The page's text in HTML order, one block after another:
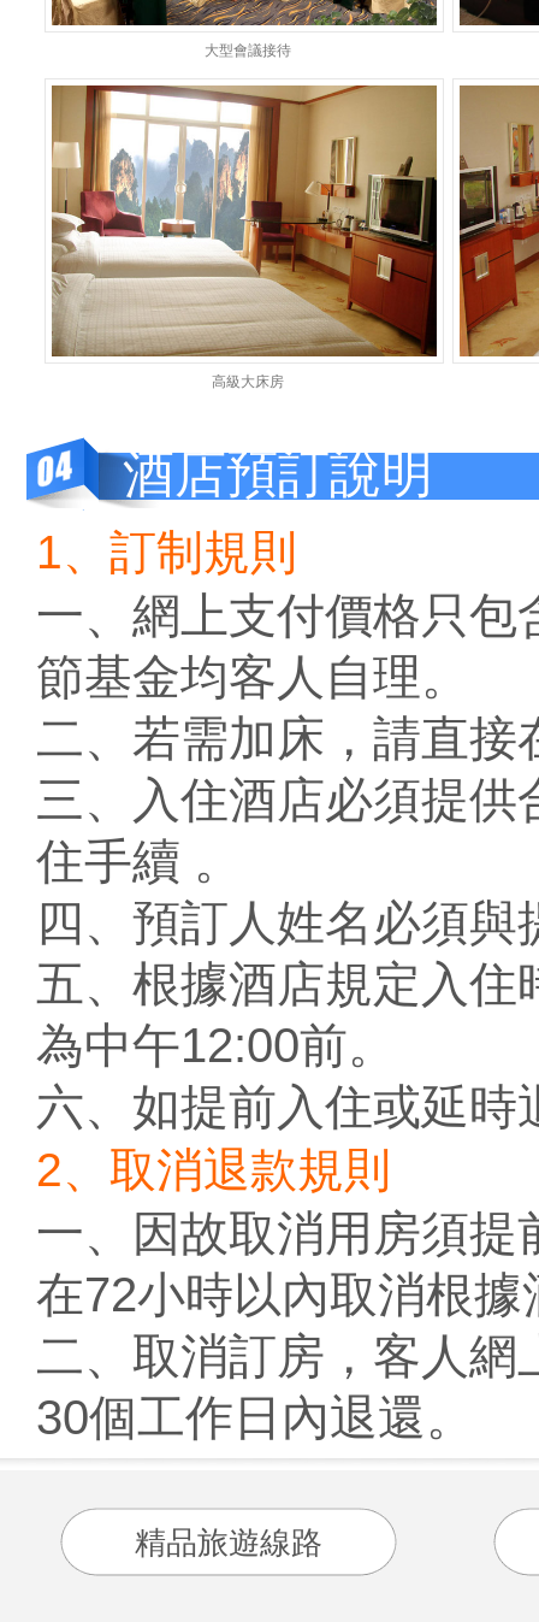
大型會議接待
高級大床房
酒店預訂說明
1、訂制規則
一、網上支付價格只
節基金均客人自理。
二、若需加床，請直
三、入住酒店必須提
住手續 。
四、預訂人姓名必須
五、根據酒店規定入
為中午12:00前。
六、如提前入住或延
2、取消退款規則
一、因故取消用房須
在72小時以內取消根
二、取消訂房，客人
30個工作日內退還。
精品旅遊線路